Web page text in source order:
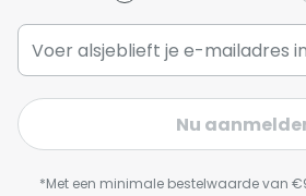
Nu
*Met een minimale bestelwaarde van